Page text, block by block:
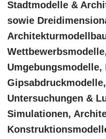
Stadtmodelle &
sowie
Umgebungsmodelle,
Untersuchungen &
Simulationen,